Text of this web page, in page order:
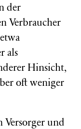
der
Verbraucher
als
Hinsicht,
oft weniger
Versorger und